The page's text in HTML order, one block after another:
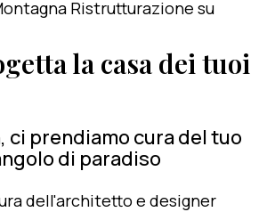
la casa dei tuoi
ci prendiamo cura del tuo
di paradiso
dell'architetto e designer